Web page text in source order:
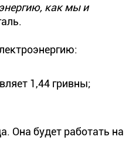
как мы и
1,44 гривны;
Она будет работать на